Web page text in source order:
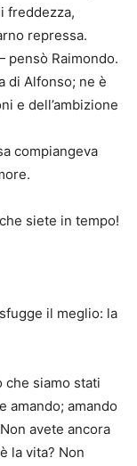
freddezza,
repressa.
pensò Raimondo.
di Alfonso; ne è
e dell’ambizione
compiangeva
siete in tempo!
il meglio: la
siamo stati
amando; amando
avete ancora
la vita? Non